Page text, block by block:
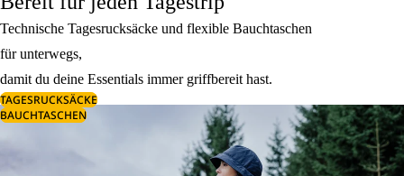
Technische Tagesrucksäcke und flexible Bauchtaschen
für unterwegs,
damit du deine Essentials immer griffbereit hast.
TAGESRUCKSÄCKE
BAUCHTASCHEN